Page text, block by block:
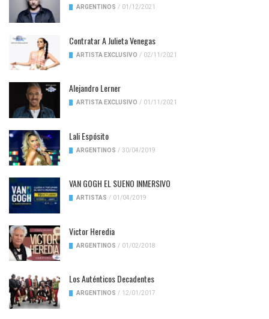
ARGENTINOS / 01/12/2021
Contratar A Julieta Venegas
ARTISTA EXCLUSIVO / 02/11/2021
Alejandro Lerner
ARTISTA EXCLUSIVO / 01/11/2021
Lali Espósito
ARGENTINOS / 30/04/2019
VAN GOGH EL SUENO INMERSIVO
ARTISTAS / 01/04/2019
Victor Heredia
ARGENTINOS / 01/02/2018
Los Auténticos Decadentes
ARGENTINOS / 12/01/2017